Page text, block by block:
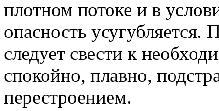
плотном потоке и в
опасность
следует свести к
спокойно, плавно,
перестроением.